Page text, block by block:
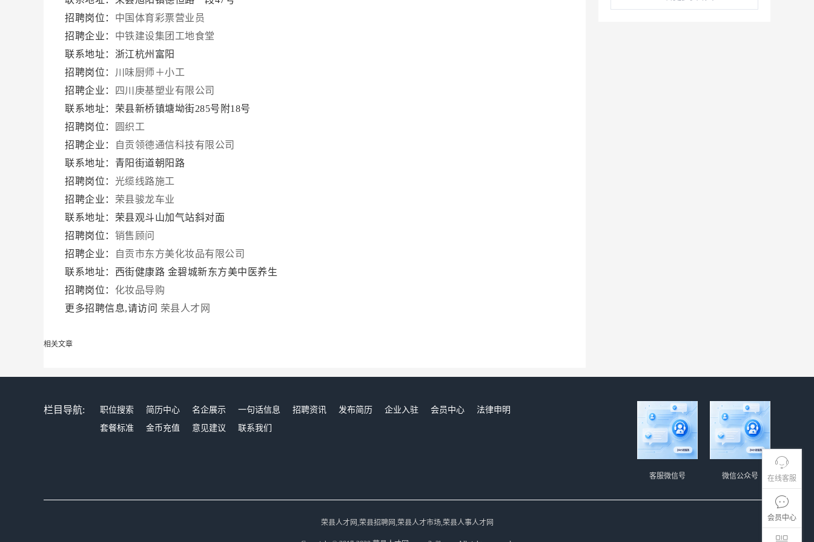
在线客服
会员中心
招聘岗位： 中国体育彩票营业员
招聘企业： 中铁建设集团工地食堂
联系地址：浙江杭州富阳
招聘岗位：
川味厨师＋小工
招聘企业：
四川庚基塑业有限公司
联系地址：荣县新桥镇塘坳街285号附18号
招聘岗位：
圆织工
招聘企业：
自贡领德通信科技有限公司
联系地址：青阳街道朝阳路
招聘岗位： 光缆线路施工
招聘企业： 荣县骏龙车业
联系地址：荣县观斗山加气站斜对面
招聘岗位： 销售顾问
招聘企业：
自贡市东方美化妆品有限公司
联系地址：西街健康路 金碧城新东方美中医养生
招聘岗位： 化妆品导购
更多招聘信息,请访问 荣县人才网
相关文章
栏目导航: 职位搜索 简历中心 名企展示 一句话信息 招聘资讯 发布简历 企业入驻 会员中心
法律申明
套餐标准
金币充值 意见建议 联系我们
微信公众号
客服微信号
荣县人才网,荣县招聘网,荣县人才市场,荣县人事人才网